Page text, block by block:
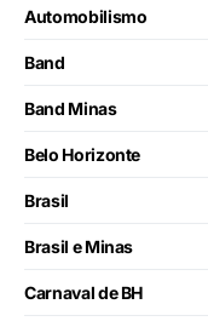
Automobilismo
Band
Band Minas
Belo Horizonte
Brasil
Brasil e Minas
Carnaval de BH